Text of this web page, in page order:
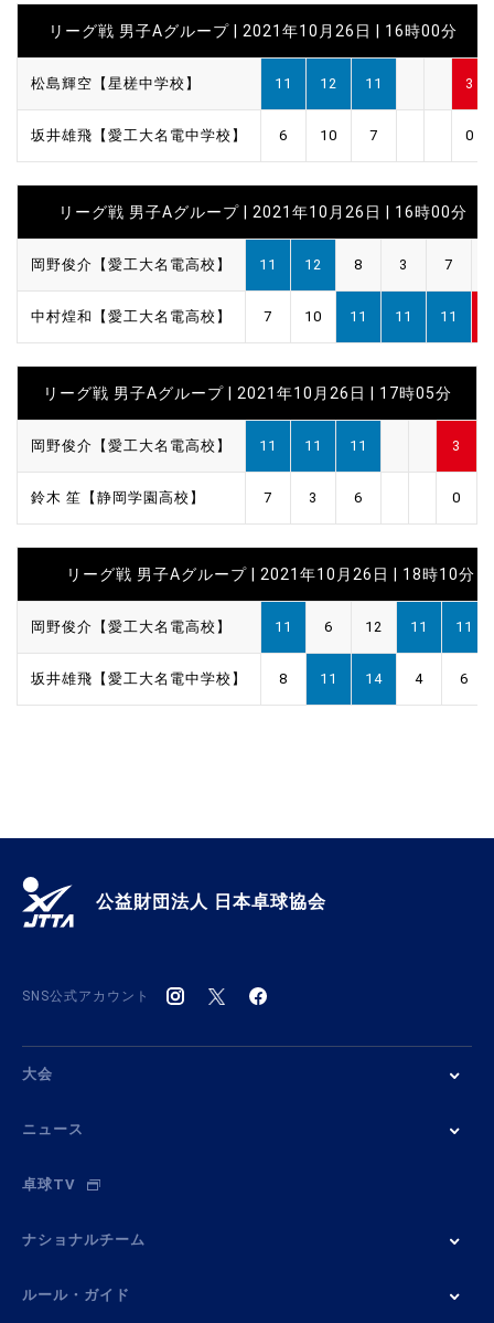
リーグ戦 男子Aグループ | 2021年10月26日 | 16時00分
松島輝空【星槎中学校】 11 12 11 3
坂井雄飛【愛工大名電中学校】 6 10 7 0
リーグ戦 男子Aグループ | 2021年10月26日 | 16時00分
岡野俊介【愛工大名電高校】 11 12 8 3 7
中村煌和【愛工大名電高校】 7 10 11 11 11
リーグ戦 男子Aグループ | 2021年10月26日 | 17時05分
岡野俊介【愛工大名電高校】 11 11 11 3
鈴木 笙【静岡学園高校】 7 3 6 0
リーグ戦 男子Aグループ | 2021年10月26日 | 18時10分
岡野俊介【愛工大名電高校】 11 6 12 11 11
坂井雄飛【愛工大名電中学校】 8 11 14 4 6
公益財団法人 日本卓球協会
SNS公式アカウント
大会
ニュース
卓球TV
ナショナルチーム
ルール・ガイド